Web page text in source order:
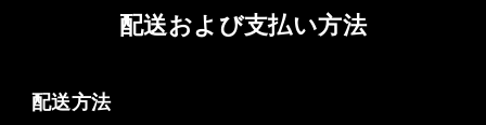
配送および支払い方法
配送方法